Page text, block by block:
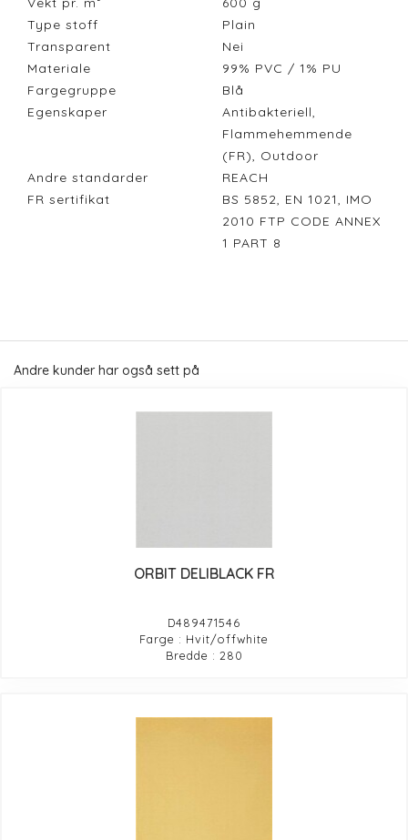
Type stoff
Plain
Transparent
Nei
Materiale
99% PVC / 1% PU
Fargegruppe
Blå
Egenskaper
Antibakteriell,
Flammehemmende
(FR), Outdoor
Andre standarder
REACH
FR sertifikat
BS 5852, EN 1021, IMO
2010 FTP CODE ANNEX
1 PART 8
Andre kunder har også sett på
ORBIT DELIBLACK FR
D489471546
Farge : Hvit/offwhite
Bredde : 280